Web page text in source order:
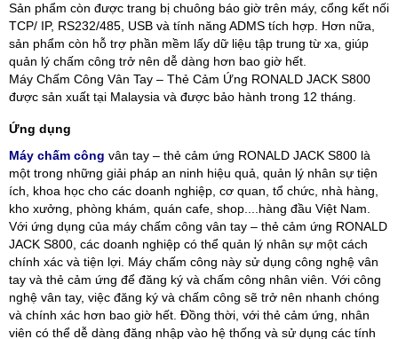
Sản phẩm còn được trang bị chuông báo giờ trên máy, cổng kết nối
TCP/ IP, RS232/485, USB và tính năng ADMS tích hợp. Hơn nữa,
sản phẩm còn hỗ trợ phần mềm lấy dữ liệu tập trung từ xa, giúp
quản lý chấm công trở nên dễ dàng hơn bao giờ hết.
Máy Chấm Công Vân Tay – Thẻ Cảm Ứng RONALD JACK S800
được sản xuất tại Malaysia và được bảo hành trong 12 tháng.
Ứng dụng
Máy chấm công vân tay – thẻ cảm ứng RONALD JACK S800 là
một trong những giải pháp an ninh hiệu quả, quản lý nhân sự tiện
ích, khoa học cho các doanh nghiệp, cơ quan, tổ chức, nhà hàng,
kho xưởng, phòng khám, quán cafe, shop....hàng đầu Việt Nam.
Với ứng dụng của máy chấm công vân tay – thẻ cảm ứng RONALD
JACK S800, các doanh nghiệp có thể quản lý nhân sự một cách
chính xác và tiện lợi. Máy chấm công này sử dụng công nghệ vân
tay và thẻ cảm ứng để đăng ký và chấm công nhân viên. Với công
nghệ vân tay, việc đăng ký và chấm công sẽ trở nên nhanh chóng
và chính xác hơn bao giờ hết. Đồng thời, với thẻ cảm ứng, nhân
viên có thể dễ dàng đăng nhập vào hệ thống và sử dụng các tính